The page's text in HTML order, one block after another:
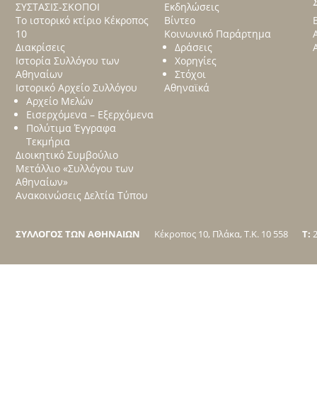
ΣΥΣΤΑΣΙΣ-ΣΚΟΠΟΙ
Το ιστορικό κτίριο Κέκροπος
10
Διακρίσεις
Ιστορία Συλλόγου των
Αθηναίων
Ιστορικό Αρχείο Συλλόγου
Αρχείο Μελών
Εισερχόμενα – Εξερχόμενα
Πολύτιμα Έγγραφα
Τεκμήρια
Διοικητικό Συμβούλιο
Μετάλλιο «Συλλόγου των
Αθηναίων»
Ανακοινώσεις Δελτία Τύπου
Εκδηλώσεις
Βίντεο
Κοινωνικό Παράρτημα
Δράσεις
Χορηγίες
Στόχοι
Αθηναϊκά
ΣΥΛΛΟΓΟΣ ΤΩΝ ΑΘΗΝΑΙΩΝ Κέκροπος 10, Πλάκα, Τ.Κ. 10 558 T: